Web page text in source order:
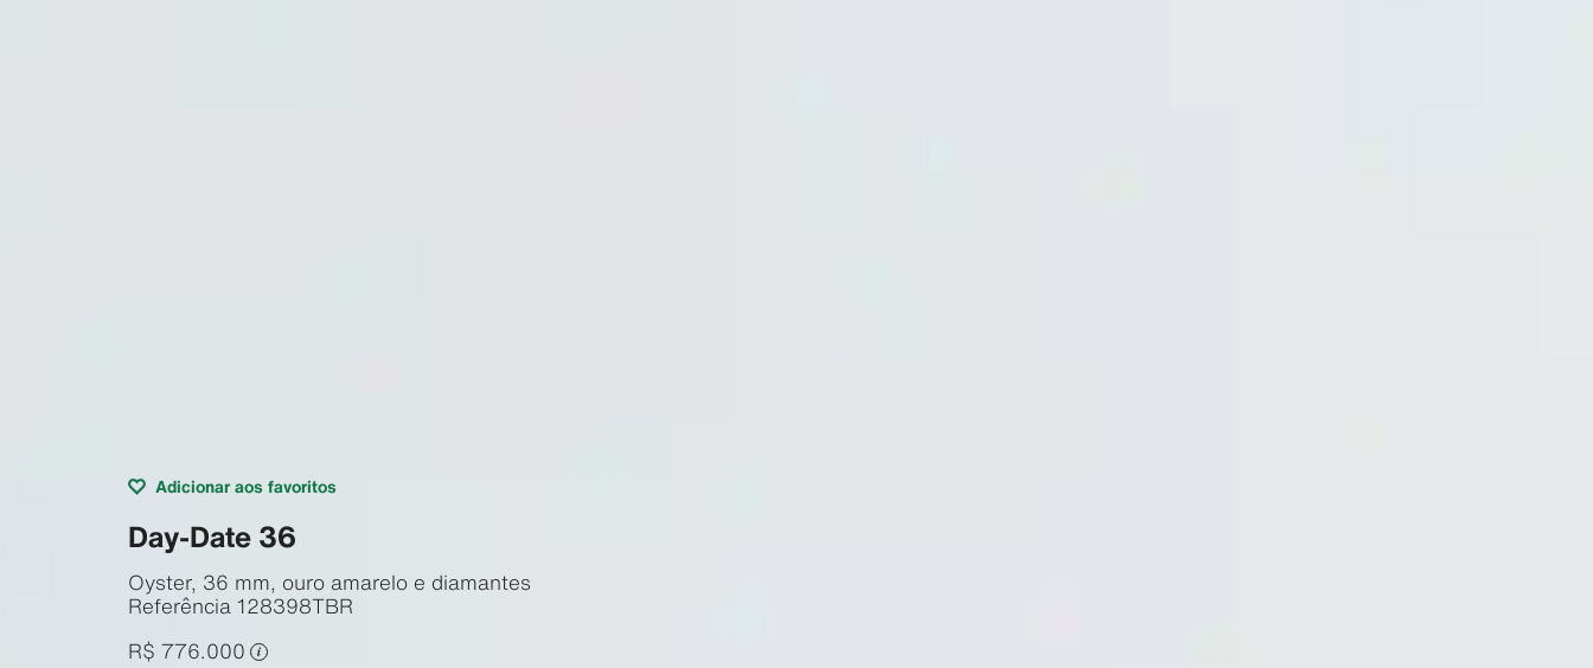
Adicionar aos favoritos
Day-Date 36
Oyster, 36 mm, ouro amarelo e diamantes
Referência 128398TBR
R$ 776.000